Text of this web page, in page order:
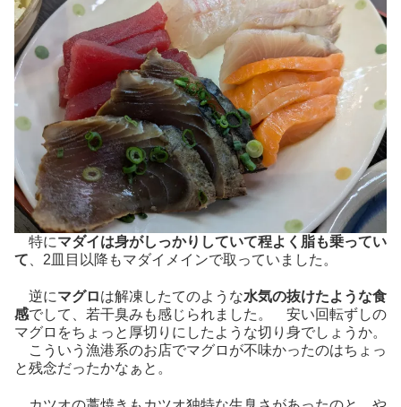
特にマダイは身がしっかりしていて程よく脂も乗ってい
て 、2皿目以降もマダイメインで取っていました。
逆にマグロは解凍したてのような水気の抜けたような食
感でして、若干臭みも感じられました。 安い回転ずしの
マグロをちょっと厚切りにしたような切り身でしょうか。
こういう漁港系のお店でマグロが不味かったのはちょっ
と残念だったかなぁと。